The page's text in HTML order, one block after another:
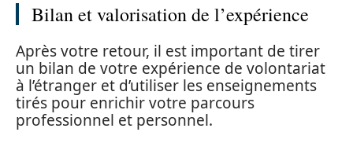
Bilan et valorisation de l’expérience
Après votre retour, il est important de tirer
un bilan de votre expérience de volontariat
à l’étranger et d’utiliser les enseignements
tirés pour enrichir votre parcours
professionnel et personnel.